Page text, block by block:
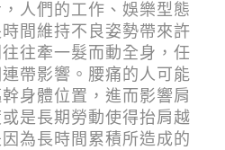
人們的工作、娛樂型態
間維持不良姿勢帶來許
往牽一髮而動全身，任
帶影響。腰痛的人可能
身體位置，進而影響肩
是長期勞動使得抬肩越
為長時間累積所造成的